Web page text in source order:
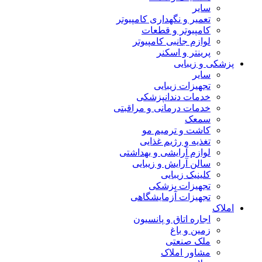
سایر
تعمیر و نگهداری کامپیوتر
کامپیوتر و قطعات
لوازم جانبی کامپیوتر
پرینتر و اسکنر
پزشکی و زیبایی
سایر
تجهیزات زیبایی
خدمات دندانپزشکی
خدمات درمانی و مراقبتی
سمعک
کاشت و ترمیم مو
تغذیه و رژیم غذایی
لوازم آرایشی و بهداشتی
سالن آرایش و زیبایی
کلینیک زیبایی
تجهیزات پزشکی
تجهیزات آزمایشگاهی
املاک
اجاره اتاق و پانسیون
زمین و باغ
ملک صنعتی
مشاور املاک